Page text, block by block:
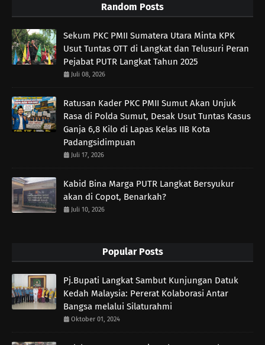
Random Posts
Sekum PKC PMII Sumatera Utara Minta KPK
Usut Tuntas OTT di Langkat dan Telusuri Peran
Pejabat PUTR Langkat Tahun 2025
Juli 08, 2026
Ratusan Kader PKC PMII Sumut Akan Unjuk
Rasa di Polda Sumut, Desak Usut Tuntas Kasus
Ganja 6,8 Kilo di Lapas Kelas IIB Kota
Padangsidimpuan
Juli 17, 2026
Kabid Bina Marga PUTR Langkat Bersyukur
akan di Copot, Benarkah?
Juli 10, 2026
Popular Posts
Pj.Bupati Langkat Sambut Kunjungan Datuk
Kedah Malaysia: Pererat Kolaborasi Antar
Bangsa melalui Silaturahmi
Oktober 01, 2024